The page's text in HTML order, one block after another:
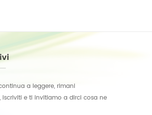
a leggere, rimani
iscriviti e ti invitiamo a dirci cosa ne